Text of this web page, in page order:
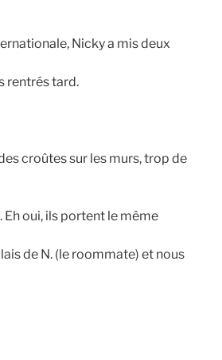
Nicky a mis deux
rentrés tard.
croûtes sur les murs, trop de
oui, ils portent le même
de N. (le roommate) et nous